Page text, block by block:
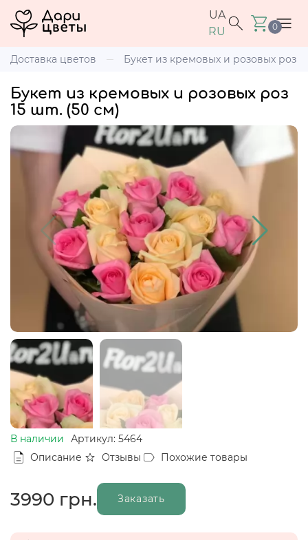
UA
RU
0
Доставка цветов Букет из кремовых и розовых роз
Букет из кремовых и розовых роз
15 шт. (50 см)
В наличии
Артикул: 5464
Описание
Отзывы Похожие товары
3990 грн. Заказать